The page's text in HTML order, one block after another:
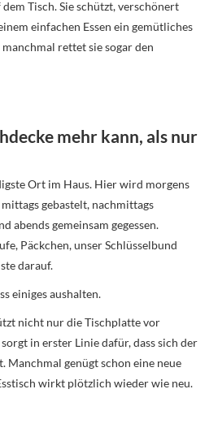
Tisch. Sie schützt, verschönert
einfachen Essen ein gemütliches
rettet sie sogar den
mehr kann, als nur
Ort im Haus. Hier wird morgens
gebastelt, nachmittags
abends gemeinsam gegessen.
Päckchen, unser Schlüsselbund
darauf.
einiges aushalten.
nicht nur die Tischplatte vor
in erster Linie dafür, dass sich der
Manchmal genügt schon eine neue
wirkt plötzlich wieder wie neu.